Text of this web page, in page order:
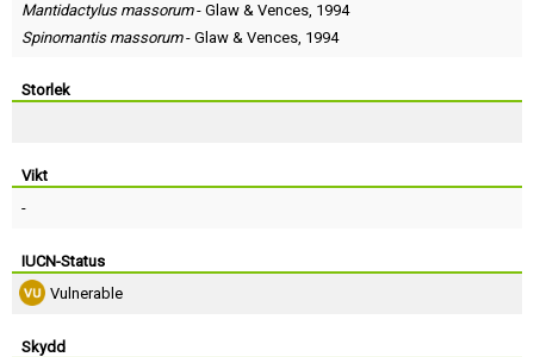
Mantidactylus massorum- Glaw & Vences, 1994
Spinomantis massorum- Glaw & Vences, 1994
Storlek
Vikt
-
IUCN-Status
Vulnerable
Skydd